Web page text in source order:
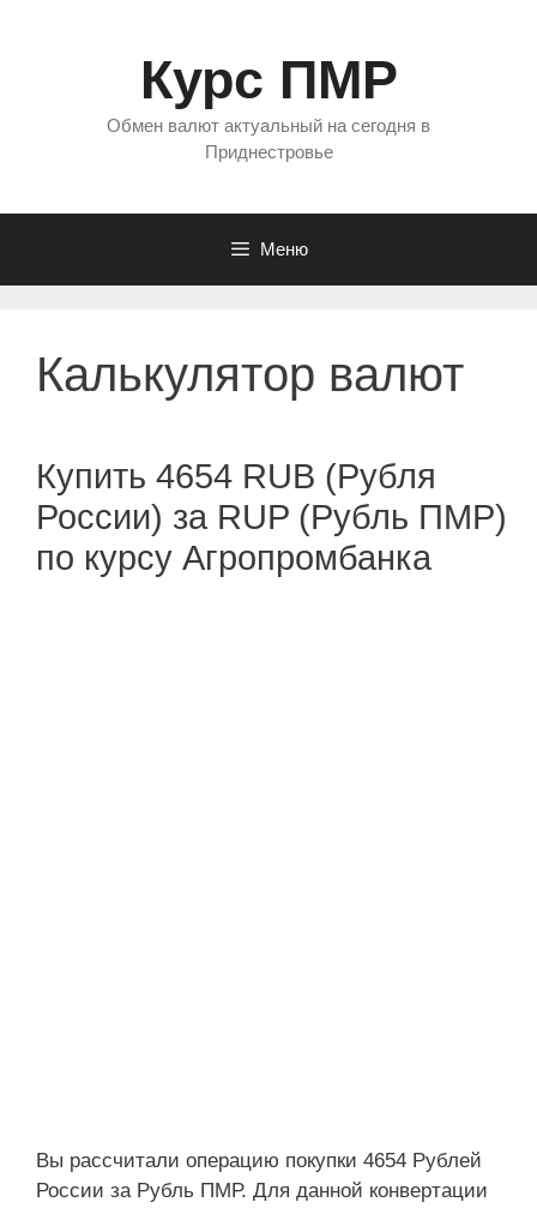
Курс ПМР
Обмен валют актуальный на сегодня в
Приднестровье
Меню
Калькулятор валют
Купить 4654 RUB (Рубля
России) за RUP (Рубль ПМР)
по курсу Агропромбанка
Вы рассчитали операцию покупки 4654 Рублей
России за Рубль ПМР. Для данной конвертации